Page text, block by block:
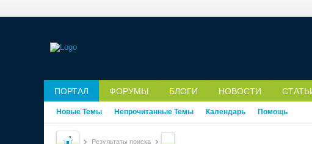
ПОРТАЛ ФОРУМЫ БЛОГИ НОВОСТИ
Новые Темы Непрочитанные Темы Календарь Помощь
Результаты поиска